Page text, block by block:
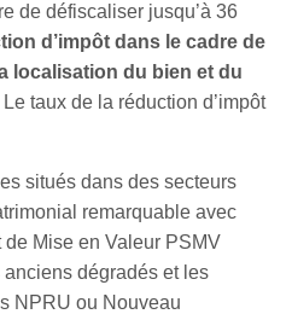
de défiscaliser jusqu’à 36
d’impôt dans le cadre de
localisation du bien et du
Le taux de la réduction d’impôt
situés dans des secteurs
remarquable avec
Mise en Valeur PSMV
dégradés et les
NPRU ou Nouveau